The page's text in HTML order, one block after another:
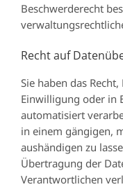
Beschwerderecht
Recht auf
Sie haben das
Einwilligung oder in
automatisiert
in einem gängigen,
aushändigen zu
Übertragung der
Verantwortlichen